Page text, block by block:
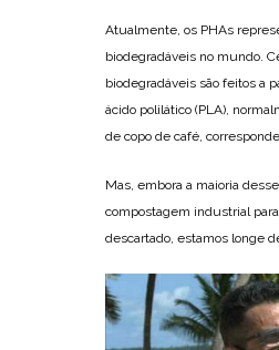
Atualmente, os PHAs
biodegradáveis no mundo.
biodegradáveis são feitos a
ácido polilático (PLA),
de copo de café,
Mas, embora a maioria
compostagem industrial
descartado, estamos longe